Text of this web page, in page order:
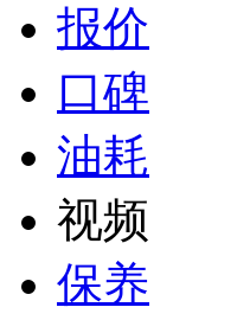
报价
口碑
油耗
视频
保养